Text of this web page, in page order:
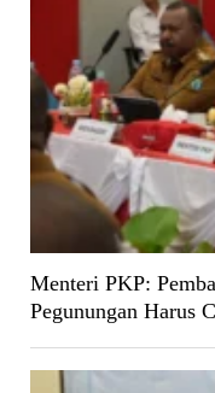
Menteri PKP:
Pegunungan Harus